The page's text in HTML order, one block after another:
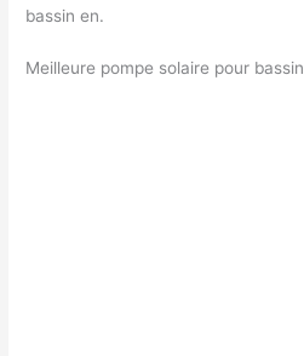
bassin en.
Meilleure pompe solaire pour bassin